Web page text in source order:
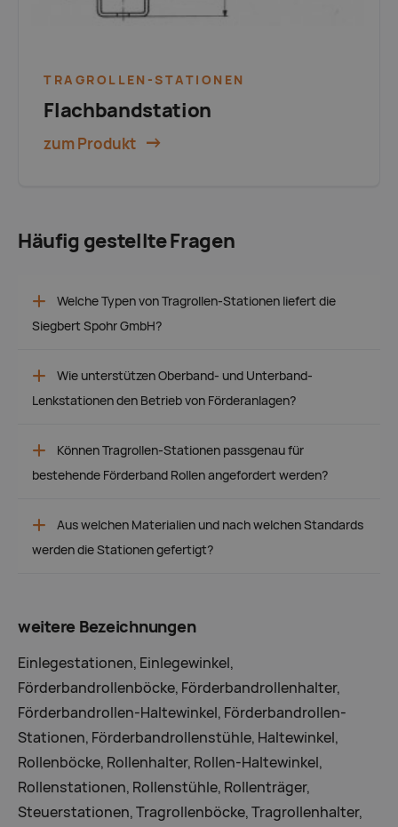
TRAGROLLEN-STATIONEN
Flachbandstation
zum Produkt
Häufig gestellte Fragen
Welche Typen von Tragrollen-Stationen liefert die
Siegbert Spohr GmbH?
Wie unterstützen Oberband- und Unterband-
Lenkstationen den Betrieb von Förderanlagen?
Können Tragrollen-Stationen passgenau für
bestehende Förderband Rollen angefordert werden?
Aus welchen Materialien und nach welchen Standards
werden die Stationen gefertigt?
weitere Bezeichnungen
Einlegestationen, Einlegewinkel,
Förderbandrollenböcke, Förderbandrollenhalter,
Förderbandrollen-Haltewinkel, Förderbandrollen-
Stationen, Förderbandrollenstühle, Haltewinkel,
Rollenböcke, Rollenhalter, Rollen-Haltewinkel,
Rollenstationen, Rollenstühle, Rollenträger,
Steuerstationen, Tragrollenböcke, Tragrollenhalter,